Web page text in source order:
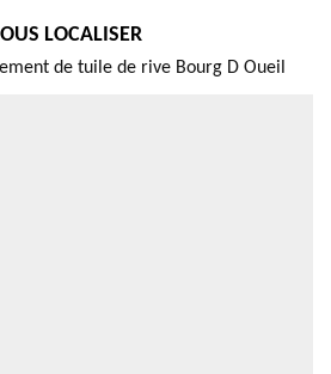
LOCALISER
de tuile de rive Bourg D Oueil